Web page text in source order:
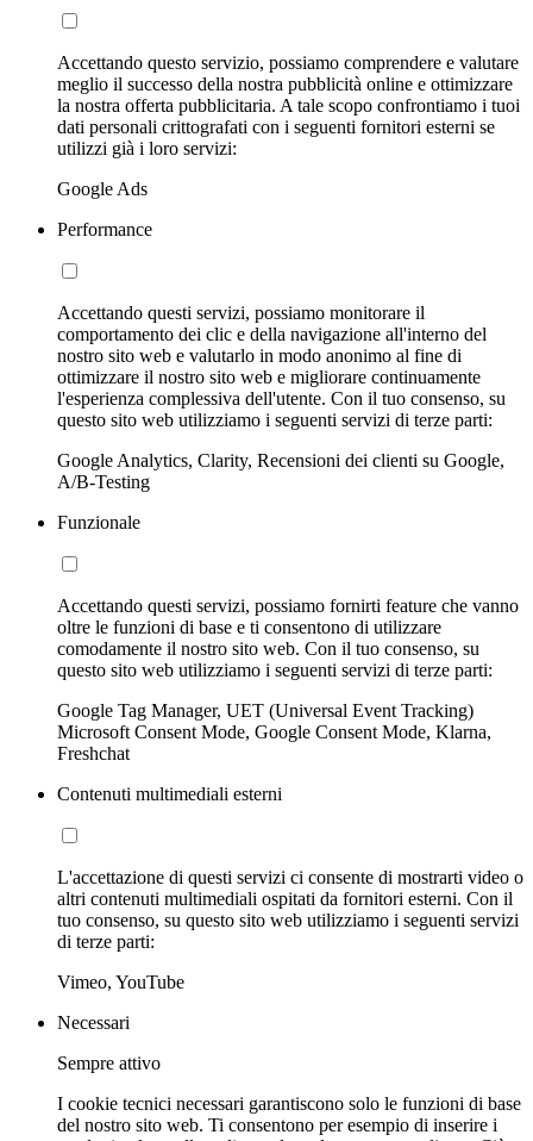
Accettando questo servizio, possiamo comprendere e valutare
meglio il successo della nostra pubblicità online e ottimizzare
la nostra offerta pubblicitaria. A tale scopo confrontiamo i tuoi
dati personali crittografati con i seguenti fornitori esterni se
utilizzi già i loro servizi:
Google Ads
Performance
Accettando questi servizi, possiamo monitorare il
comportamento dei clic e della navigazione all'interno del
nostro sito web e valutarlo in modo anonimo al fine di
ottimizzare il nostro sito web e migliorare continuamente
l'esperienza complessiva dell'utente. Con il tuo consenso, su
questo sito web utilizziamo i seguenti servizi di terze parti:
Google Analytics, Clarity, Recensioni dei clienti su Google,
A/B-Testing
Funzionale
Accettando questi servizi, possiamo fornirti feature che vanno
oltre le funzioni di base e ti consentono di utilizzare
comodamente il nostro sito web. Con il tuo consenso, su
questo sito web utilizziamo i seguenti servizi di terze parti:
Google Tag Manager, UET (Universal Event Tracking)
Microsoft Consent Mode, Google Consent Mode, Klarna,
Freshchat
Contenuti multimediali esterni
L'accettazione di questi servizi ci consente di mostrarti video o
altri contenuti multimediali ospitati da fornitori esterni. Con il
tuo consenso, su questo sito web utilizziamo i seguenti servizi
di terze parti:
Vimeo, YouTube
Necessari
Sempre attivo
I cookie tecnici necessari garantiscono solo le funzioni di base
del nostro sito web. Ti consentono per esempio di inserire i